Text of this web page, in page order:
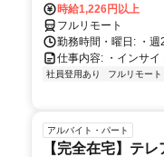
時給1,226円以上
フルリモート
勤務時間・曜日: ・
仕事内容: ・インサ
社員登用あり フルリモート
アルバイト・パート
【完全在宅】テ